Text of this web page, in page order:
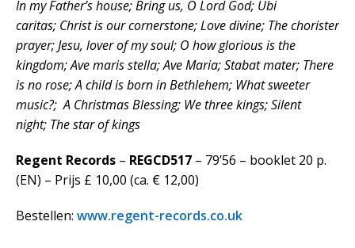
In my Father’s house; Bring us, O Lord God; Ubi
caritas; Christ is our cornerstone; Love divine; The chorister
prayer; Jesu, lover of my soul; O how glorious is the
kingdom; Ave maris stella; Ave Maria; Stabat mater; There
is no rose; A child is born in Bethlehem; What sweeter
music?; A Christmas Blessing; We three kings; Silent
night; The star of kings
Regent Records – REGCD517 – 79’56 – booklet 20 p.
(EN) – Prijs £ 10,00 (ca. € 12,00)
Bestellen: www.regent-records.co.uk